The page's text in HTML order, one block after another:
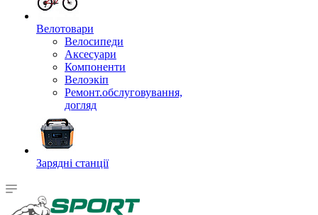
Велотовари
Велосипеди
Аксесуари
Компоненти
Велоэкіп
Ремонт.обслуговування,
догляд
Зарядні станції